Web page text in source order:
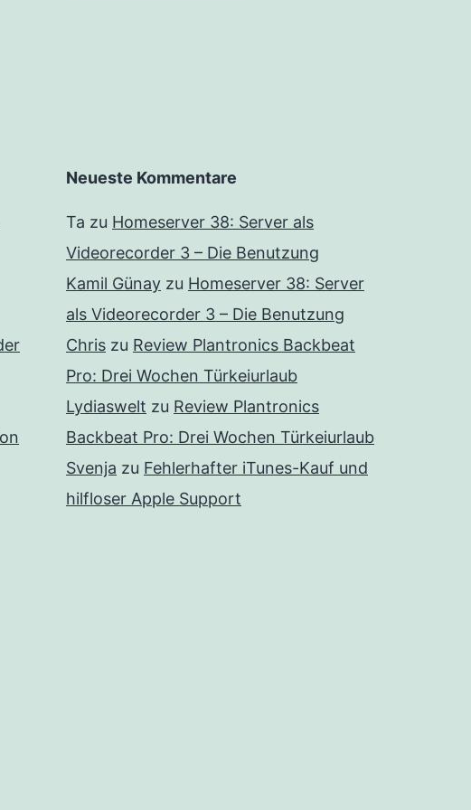
Neueste Kommentare
Ta zu Homeserver 38: Server als
Videorecorder 3 – Die Benutzung
Kamil Günay zu Homeserver 38: Server
als Videorecorder 3 – Die Benutzung
Chris zu Review Plantronics Backbeat
Pro: Drei Wochen Türkeiurlaub
Lydiaswelt zu Review Plantronics
Backbeat Pro: Drei Wochen Türkeiurlaub
Svenja zu Fehlerhafter iTunes-Kauf und
hilfloser Apple Support